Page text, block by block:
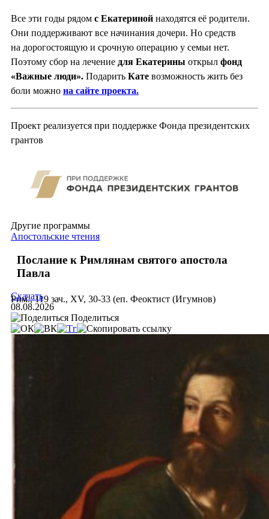
Все эти годы рядом с Екатериной находятся её родители.
Они поддерживают все начинания дочери. Но средств
на дорогостоящую и срочную операцию у семьи нет.
Поэтому сбор на лечение для Екатерины открыл фонд
«Важные люди». Подарить Кате возможность жить без
боли можно на сайте проекта.
Проект реализуется при поддержке Фонда президентских
грантов
Другие программы
Апостольские чтения
Послание к Римлянам святого апостола
Павла
Рим., 119 зач., XV, 30-33 (еп. Феоктист (Игумнов)
Скачать
08.08.2026
Поделиться